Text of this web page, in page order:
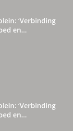
‘Verbinding
en...
‘Verbinding
en...